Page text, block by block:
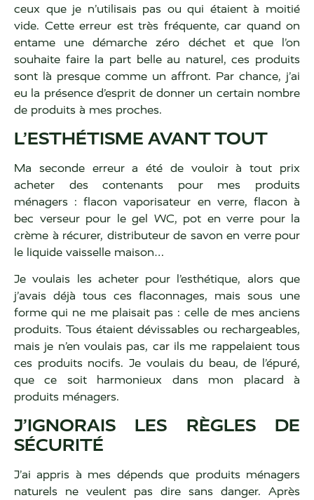
ceux que je n’utilisais pas ou qui étaient à moitié
vide. Cette erreur est très fréquente, car quand on
entame une démarche zéro déchet et que l’on
souhaite faire la part belle au naturel, ces produits
sont là presque comme un affront. Par chance, j’ai
eu la présence d’esprit de donner un certain nombre
de produits à mes proches.
L’ESTHÉTISME AVANT TOUT
Ma seconde erreur a été de vouloir à tout prix
acheter des contenants pour mes produits
ménagers : flacon vaporisateur en verre, flacon à
bec verseur pour le gel WC, pot en verre pour la
crème à récurer, distributeur de savon en verre pour
le liquide vaisselle maison…
Je voulais les acheter pour l’esthétique, alors que
j’avais déjà tous ces flaconnages, mais sous une
forme qui ne me plaisait pas : celle de mes anciens
produits. Tous étaient dévissables ou rechargeables,
mais je n’en voulais pas, car ils me rappelaient tous
ces produits nocifs. Je voulais du beau, de l’épuré,
que ce soit harmonieux dans mon placard à
produits ménagers.
J’IGNORAIS LES RÈGLES DE
SÉCURITÉ
J’ai appris à mes dépends que produits ménagers
naturels ne veulent pas dire sans danger. Après